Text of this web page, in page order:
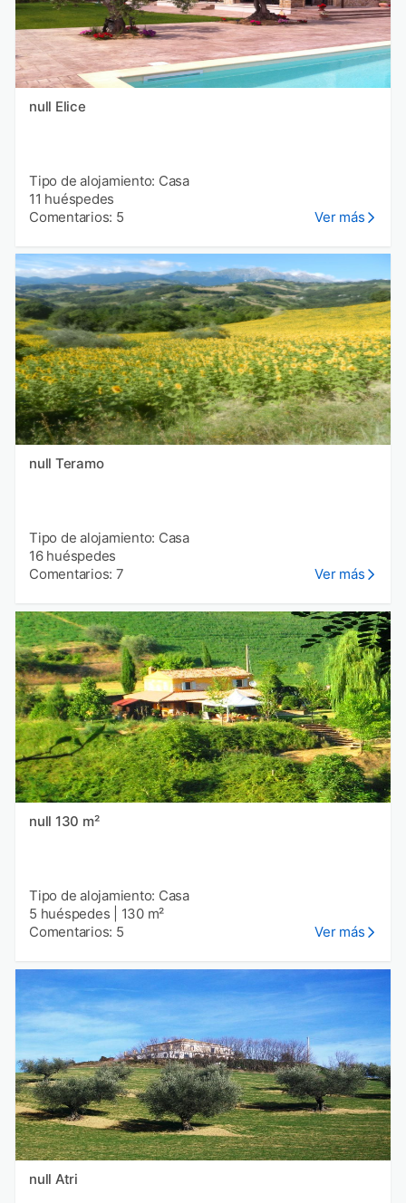
null Elice
Tipo de alojamiento: Casa
11 huéspedes
Comentarios: 5
Ver más
null Teramo
Tipo de alojamiento: Casa
16 huéspedes
Comentarios: 7
Ver más
null 130 m²
Tipo de alojamiento: Casa
5 huéspedes
130 m²
Comentarios: 5
Ver más
null Atri